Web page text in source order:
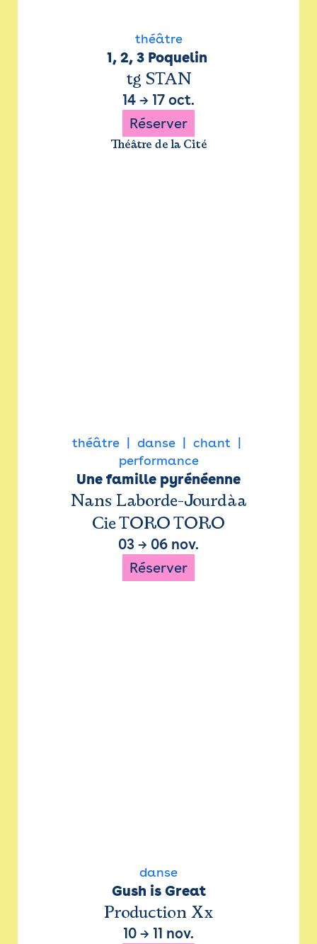
théâtre
1, 2, 3 Poquelin
tg STAN
14 → 17 oct.
Réserver
Théâtre de la Cité
théâtre danse
chant
performance
Une famille pyrénéenne
Nans Laborde-Jourdàa
Cie TORO TORO
03 → 06 nov.
Réserver
danse
Gush is Great
Production Xx
10 → 11 nov.